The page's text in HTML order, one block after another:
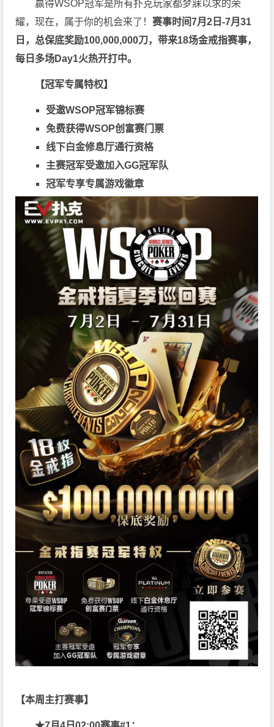
赢得WSOP冠军是所有扑克玩家都梦寐以求的荣
耀，现在，属于你的机会来了！赛事时间7月2日-7月31
日， 总保底奖励100,000,000刀，带来18场金戒指赛事，
每日多场Day1火热开打中。
【冠军专属特权】
受邀WSOP冠军锦标赛
免费获得WSOP创富赛门票
线下白金修息厅通行资格
主赛冠军受邀加入GG冠军队
冠军专享专属游戏徽章
【本周主打赛事】